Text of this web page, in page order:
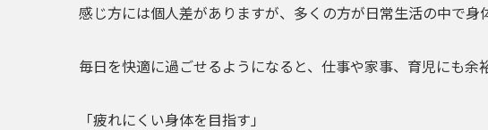
感じ方には個人差がありますが、多くの方が日常生活の中で身
毎日を快適に過ごせるようになると、仕事や家事、育児にも余
「疲れにくい身体を目指す」